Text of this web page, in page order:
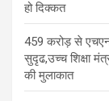
हो दिक्कत
459 करोड़ से
सुदृढ,उच्च शिक्षा
की मुलाकात